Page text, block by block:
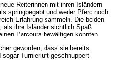
Reiterinnen mit ihren Isländern
springbegabt und weder Pferd noch
Erfahrung sammeln. Die beiden
als ihre Isländer sichtlich Spaß
Parcours bewältigen konnten.
geworden, dass sie bereits
Turnierluft geschnuppert